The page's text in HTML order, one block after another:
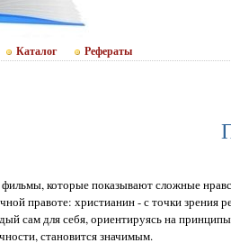
Каталог Рефераты
которые показывают сложные
правоте: христианин - с точки зрения
сам для себя, ориентируясь на
становится значимым.